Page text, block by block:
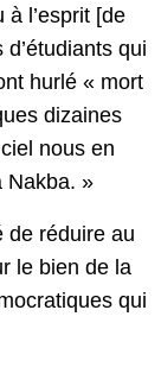
à l’esprit [de
d’étudiants qui
hurlé « mort
dizaines
nous en
Nakba. »
de réduire au
le bien de la
qui